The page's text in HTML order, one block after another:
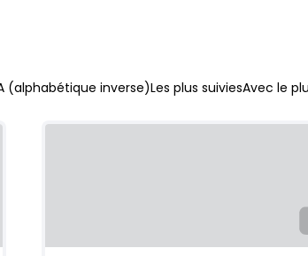
(alphabétique inverse)Les plus suiviesAvec le